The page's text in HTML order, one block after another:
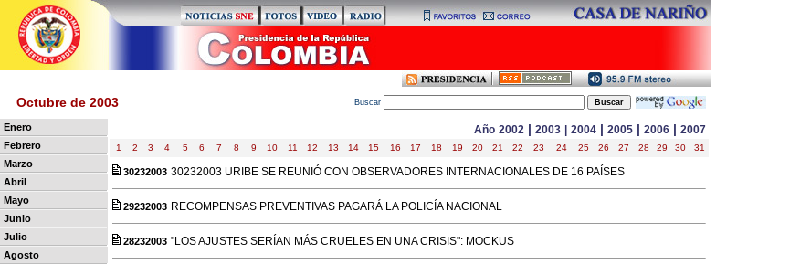
Octubre de 2003 Buscar
Enero
Febrero
Marzo
Abril
Mayo
Junio
Julio
Agosto
Año 2002 | 2003 2004 | 2005 | 2006 | 2007
1 2 3 4 5 6 7 8 9 10 11 12 13 14 15 16 17 18 19 20 21 22 23 24 25 26 27 28 29 30 31
30232003 30232003 URIBE SE REUNIÓ CON OBSERVADORES INTERNACIONALES DE 16 PAÍSES
29232003 RECOMPENSAS PREVENTIVAS PAGARÁ LA POLICÍA NACIONAL
28232003 "LOS AJUSTES SERÍAN MÁS CRUELES EN UNA CRISIS": MOCKUS